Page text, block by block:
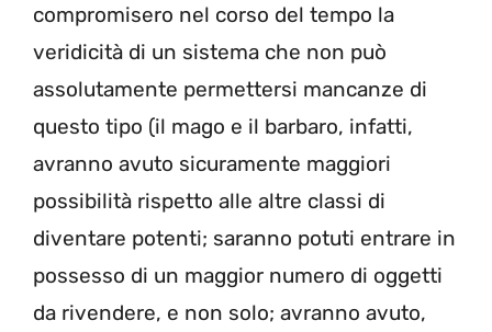
compromisero nel corso del tempo la
veridicità di un sistema che non può
assolutamente permettersi mancanze di
questo tipo (il mago e il barbaro, infatti,
avranno avuto sicuramente maggiori
possibilità rispetto alle altre classi di
diventare potenti; saranno potuti entrare in
possesso di un maggior numero di oggetti
da rivendere, e non solo; avranno avuto,